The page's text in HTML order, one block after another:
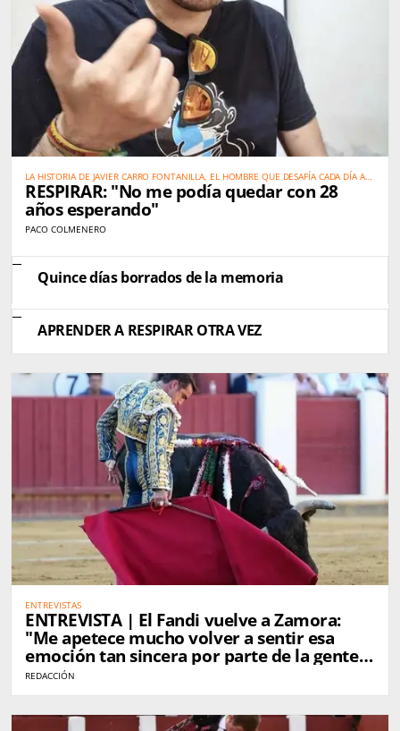
LA HISTORIA DE JAVIER CARRO FONTANILLA, EL HOMBRE QUE DESAFÍA CADA DÍA A
UNA ENFERMEDAD QUE APENAS LA MEDICINA CONOCE
RESPIRAR: "No me podía quedar con 28
años esperando"
PACO COLMENERO
Quince días borrados de la memoria
APRENDER A RESPIRAR OTRA VEZ
ENTREVISTAS
ENTREVISTA | El Fandi vuelve a Zamora:
"Me apetece mucho volver a sentir esa
emoción tan sincera por parte de la gente
de Zamora"
REDACCIÓN